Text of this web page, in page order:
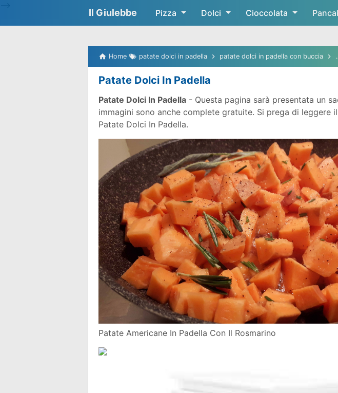
Skip to
Il Giulebbe Pizza Dolci Cioccolata
Home patate dolci in padella patate dolci in padella con buccia
Patate Dolci In Padella
Patate Dolci In Padella - Questa pagina sarà presentata un
immagini sono anche complete gratuite. Si prega di leggere
Patate Dolci In Padella.
Patate Americane In Padella Con Il Rosmarino